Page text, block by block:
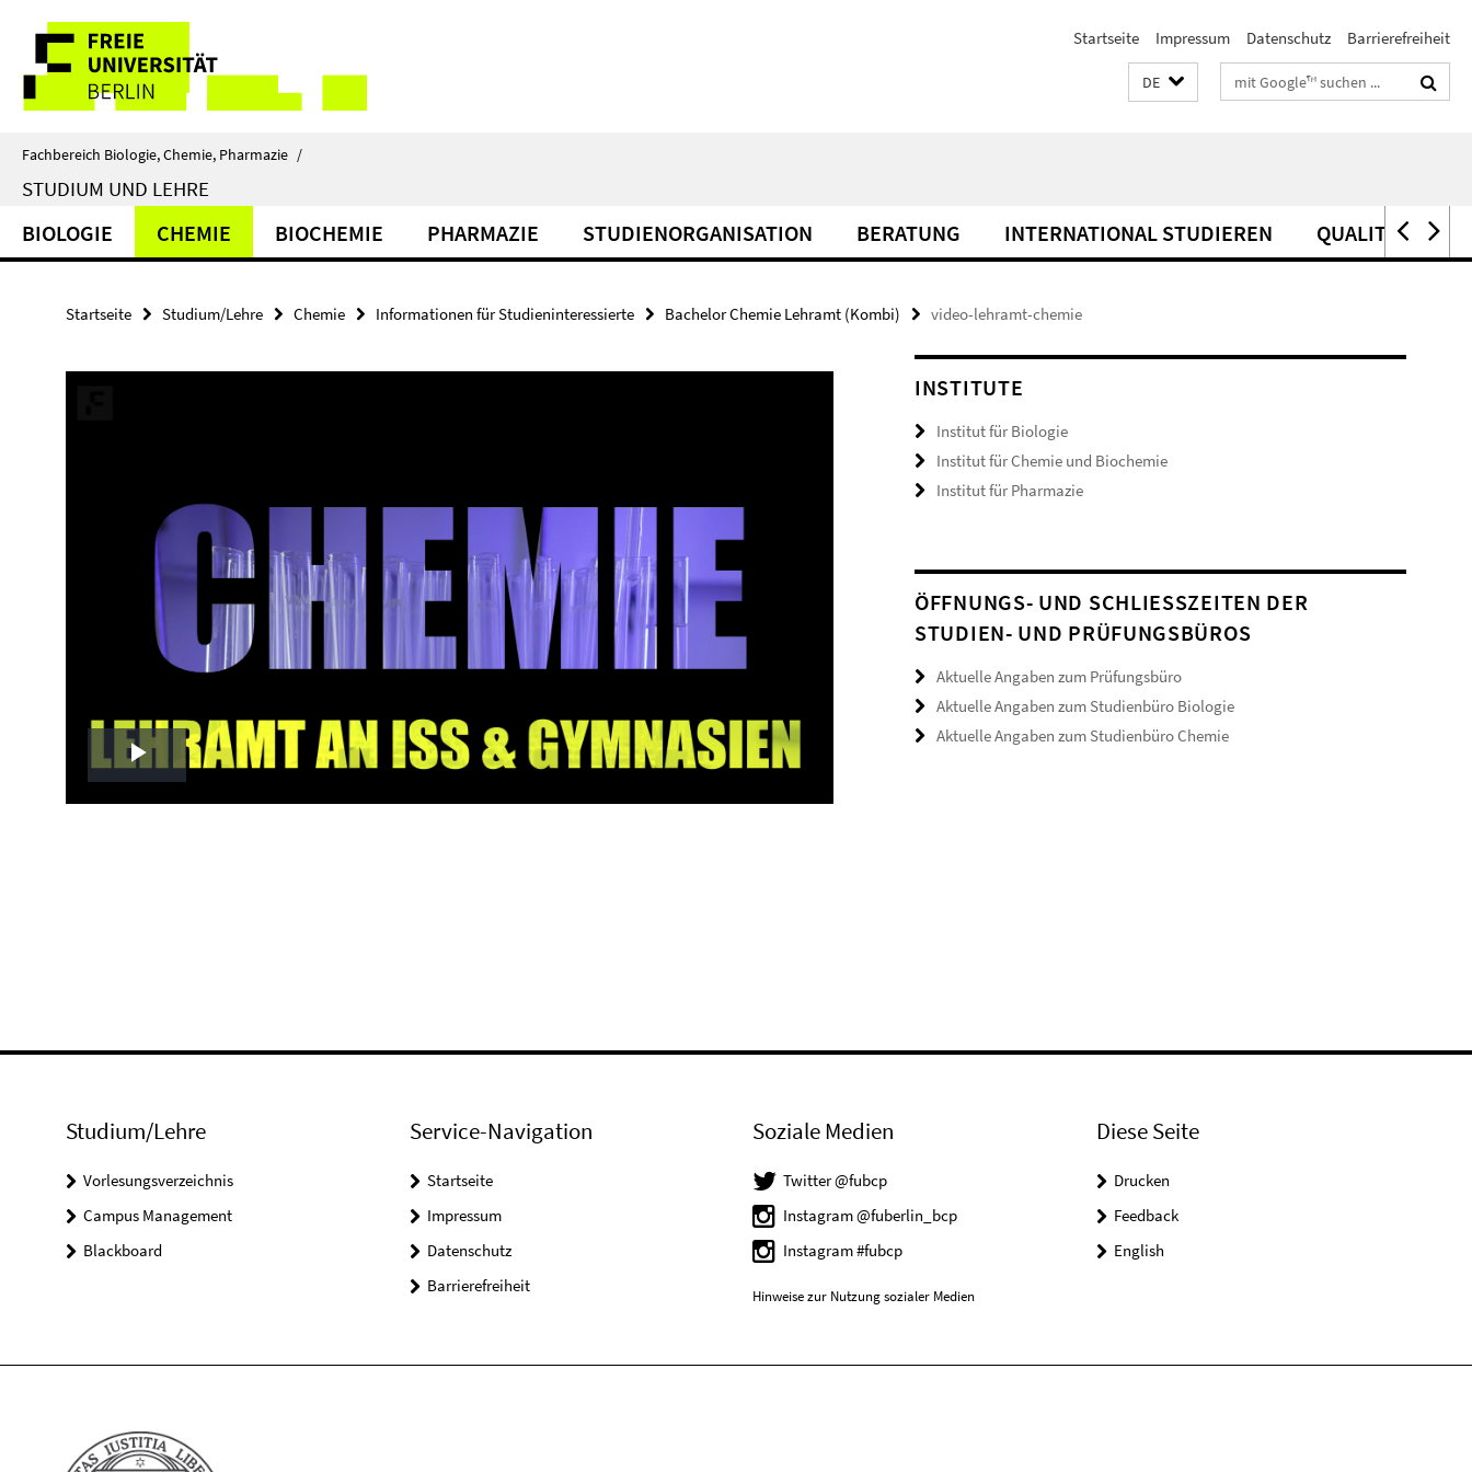
direkt
Inhalt
Service-
Navigation
Startseite Impressum Datenschutz Barrierefreiheit
DE Suchbegriffe
Fachbereich Biologie, Chemie, Pharmazie /
STUDIUM UND LEHRE
BIOLOGIE CHEMIE BIOCHEMIE PHARMAZIE STUDIENORGANISATION BERATUNG INTERNATIONAL STUDIEREN
Startseite Studium/Lehre Chemie Informationen für Studieninteressierte Bachelor Chemie Lehramt (Kombi) video-lehramt-chemie
Play
INSTITUTE
Institut für Biologie
Institut für Chemie und Biochemie
Institut für Pharmazie
ÖFFNUNGS- UND SCHLIESSZEITEN DER S
TUDIEN- UND PRÜFUNGSBÜROS
Aktuelle Angaben zum Prüfungsbüro
Aktuelle Angaben zum Studienbüro Biologie
Aktuelle Angaben zum Studienbüro Chemie
Studium/Lehre
Vorlesungsverzeichnis
Campus Management
Blackboard
Service-Navigation
Startseite
Impressum
Datenschutz
Barrierefreiheit
Soziale Medien
Twitter @fubcp
Instagram @fuberlin_bcp
Instagram #fubcp
Hinweise zur Nutzung sozialer Medien
Diese Seite
Drucken
Feedback
English